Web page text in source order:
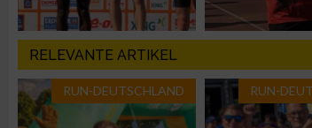
RELEVANTE ARTIKEL
RUN-DEUTSCHLAND RUN-
Geräte anhand von aktiv angeforderten
Notwendig